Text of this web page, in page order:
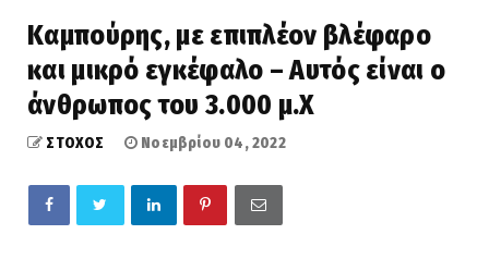
Καμπούρης, με επιπλέον βλέφαρο
και μικρό εγκέφαλο – Αυτός είναι ο
άνθρωπος του 3.000 μ.Χ
ΣΤΟΧΟΣ Νοεμβρίου 04, 2022